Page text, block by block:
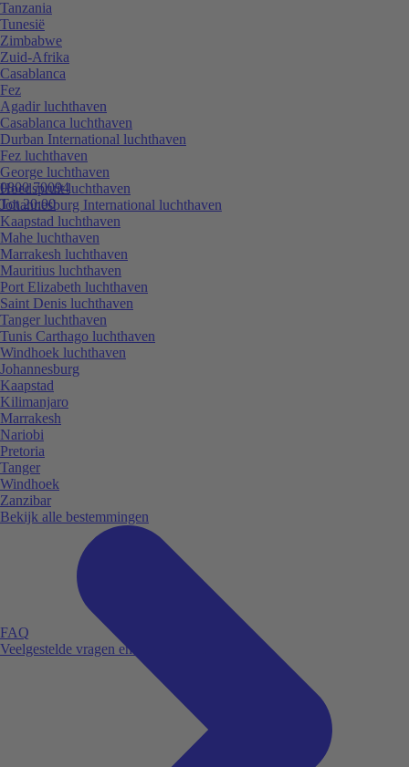
0800 70094
Tot 20:00
FAQ
Veelgestelde vragen en antwoorden.
Tanzania
Tunesië
Zimbabwe
Zuid-Afrika
Casablanca
Fez
Agadir luchthaven
Casablanca luchthaven
Durban International luchthaven
Fez luchthaven
George luchthaven
Hoedspruit luchthaven
Johannesburg International luchthaven
Kaapstad luchthaven
Mahe luchthaven
Marrakesh luchthaven
Mauritius luchthaven
Port Elizabeth luchthaven
Saint Denis luchthaven
Tanger luchthaven
Tunis Carthago luchthaven
Windhoek luchthaven
Johannesburg
Kaapstad
Kilimanjaro
Marrakesh
Nariobi
Pretoria
Tanger
Windhoek
Zanzibar
Bekijk alle bestemmingen